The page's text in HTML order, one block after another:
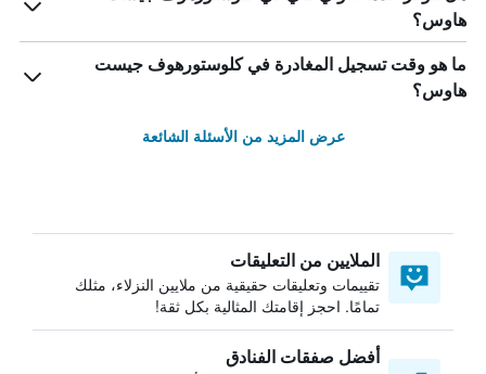
هاوس؟
ما هو وقت تسجيل المغادرة في كلوستورهوف جيست
هاوس؟
عرض المزيد من الأسئلة الشائعة
الملايين من التعليقات
تقييمات وتعليقات حقيقية من ملايين النزلاء، مثلك
تمامًا. احجز إقامتك المثالية بكل ثقة!
أفضل صفقات الفنادق